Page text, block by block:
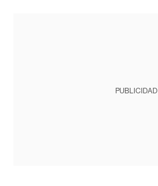
PUBLICIDAD